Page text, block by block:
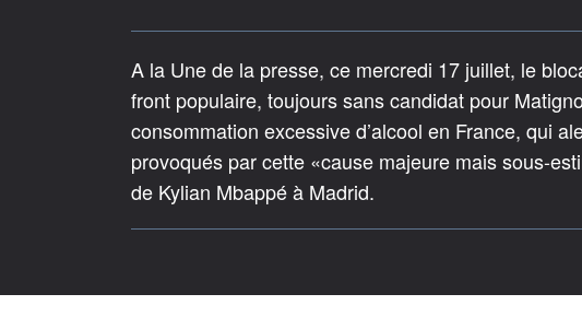
A la Une de la presse, ce mercredi 17 juillet, le
front populaire, toujours sans candidat pour
consommation excessive d’alcool en France, qui
provoqués par cette «cause majeure mais sous-
de Kylian Mbappé à Madrid.